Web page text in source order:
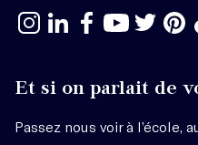
Et si on parlait de
Passez nous voir à l’école,